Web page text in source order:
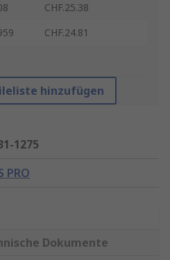
CHF.25.38
CHF.24.81
hinzufügen
1275
PRO
Dokumente